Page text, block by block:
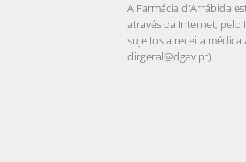
A Farmácia d'Arrábida
através da Internet,
sujeitos a receita médica
dirgeral@dgav.pt).